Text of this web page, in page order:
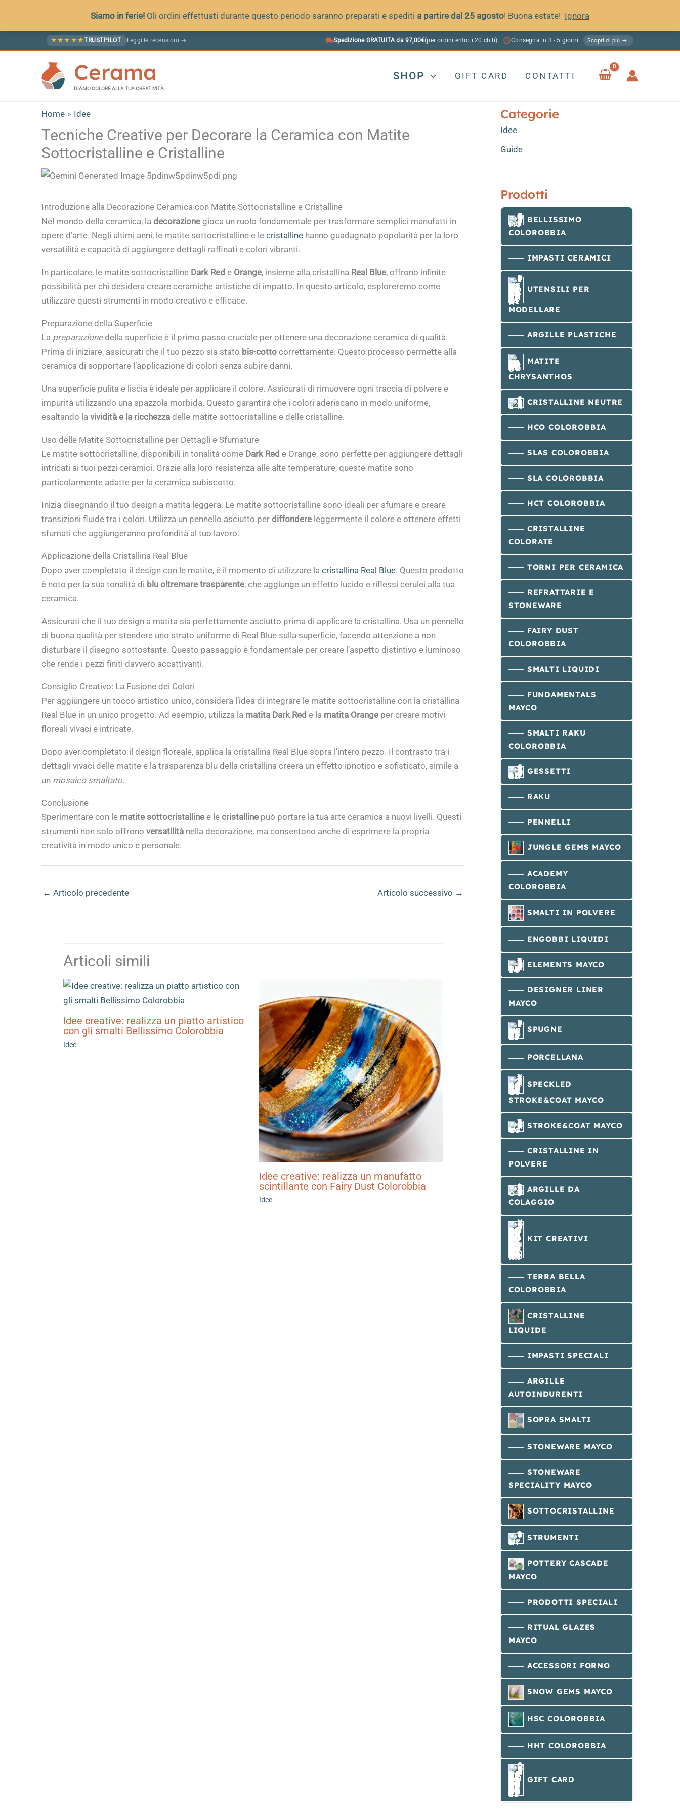
Siamo in ferie! Gli ordini effettuati durante questo periodo saranno preparati e spediti a partire dal 25 agosto! Buona estate! Ignora
al
★ ★ ★ ★ ★TRUSTPILOT Leggi le recensioni → Spedizione GRATUITA da 97,00€(per ordini entro i 20 chili) · Consegna in 3 - 5 giorni Scopri di più →
Cerama
DIAMO COLORE ALLA TUA CREATIVITÀ
SHOP GIFT CARD CONTATTI
Home Idee
Tecniche Creative per Decorare la Ceramica con Matite
Sottocristalline e Cristalline
Introduzione alla Decorazione Ceramica con Matite Sottocristalline e Cristalline
Nel mondo della ceramica, la decorazione gioca un ruolo fondamentale per trasformare semplici manufatti in
opere d’arte. Negli ultimi anni, le matite sottocristalline e le cristalline hanno guadagnato popolarità per la loro
versatilità e capacità di aggiungere dettagli raffinati e colori vibranti.
In particolare, le matite sottocristalline Dark Red e Orange, insieme alla cristallina Real Blue, offrono infinite
possibilità per chi desidera creare ceramiche artistiche di impatto. In questo articolo, esploreremo come
utilizzare questi strumenti in modo creativo e efficace.
Preparazione della Superficie
La preparazionedella superficie è il primo passo cruciale per ottenere una decorazione ceramica di qualità.
Prima di iniziare, assicurati che il tuo pezzo sia stato bis-cotto correttamente. Questo processo permette alla
ceramica di sopportare l’applicazione di colori senza subire danni.
Una superficie pulita e liscia è ideale per applicare il colore. Assicurati di rimuovere ogni traccia di polvere e
impurità utilizzando una spazzola morbida. Questo garantirà che i colori aderiscano in modo uniforme,
esaltando la vividità e la ricchezza delle matite sottocristalline e delle cristalline.
Uso delle Matite Sottocristalline per Dettagli e Sfumature
Le matite sottocristalline, disponibili in tonalità come Dark Red e Orange, sono perfette per aggiungere dettagli
intricati ai tuoi pezzi ceramici. Grazie alla loro resistenza alle alte temperature, queste matite sono
particolarmente adatte per la ceramica subiscotto.
Inizia disegnando il tuo design a matita leggera. Le matite sottocristalline sono ideali per sfumare e creare
transizioni fluide tra i colori. Utilizza un pennello asciutto per diffondere leggermente il colore e ottenere effetti
sfumati che aggiungeranno profondità al tuo lavoro.
Applicazione della Cristallina Real Blue
Dopo aver completato il design con le matite, è il momento di utilizzare la cristallina Real Blue. Questo prodotto
è noto per la sua tonalità di blu oltremare trasparente, che aggiunge un effetto lucido e riflessi cerulei alla tua
ceramica.
Assicurati che il tuo design a matita sia perfettamente asciutto prima di applicare la cristallina. Usa un pennello
di buona qualità per stendere uno strato uniforme di Real Blue sulla superficie, facendo attenzione a non
disturbare il disegno sottostante. Questo passaggio è fondamentale per creare l’aspetto distintivo e luminoso
che rende i pezzi finiti davvero accattivanti.
Consiglio Creativo: La Fusione dei Colori
Per aggiungere un tocco artistico unico, considera l’idea di integrare le matite sottocristalline con la cristallina
Real Blue in un unico progetto. Ad esempio, utilizza la matita Dark Red e la matita Orange per creare motivi
floreali vivaci e intricate.
Dopo aver completato il design floreale, applica la cristallina Real Blue sopra l’intero pezzo. Il contrasto tra i
dettagli vivaci delle matite e la trasparenza blu della cristallina creerà un effetto ipnotico e sofisticato, simile a
un mosaico smaltato.
Conclusione
Sperimentare con le matite sottocristalline e le cristalline può portare la tua arte ceramica a nuovi livelli. Questi
strumenti non solo offrono versatilità nella decorazione, ma consentono anche di esprimere la propria
creatività in modo unico e personale.
← Articolo precedente Articolo successivo →
Articoli simili
Idee creative: realizza un piatto artistico
con gli smalti Bellissimo Colorobbia
Idee
Idee creative: realizza un manufatto
scintillante con Fairy Dust Colorobbia
Idee
Categorie
Idee
Guide
Prodotti
BELLISSIMO
COLOROBBIA
IMPASTI CERAMICI
UTENSILI PER
MODELLARE
ARGILLE PLASTICHE
MATITE
CHRYSANTHOS
CRISTALLINE NEUTRE
HCO COLOROBBIA
SLAS COLOROBBIA
SLA COLOROBBIA
HCT COLOROBBIA
CRISTALLINE
COLORATE
TORNI PER CERAMICA
REFRATTARIE E
STONEWARE
FAIRY DUST
COLOROBBIA
SMALTI LIQUIDI
FUNDAMENTALS
MAYCO
SMALTI RAKU
COLOROBBIA
GESSETTI
RAKU
PENNELLI
JUNGLE GEMS MAYCO
ACADEMY
COLOROBBIA
SMALTI IN POLVERE
ENGOBBI LIQUIDI
ELEMENTS MAYCO
DESIGNER LINER
MAYCO
SPUGNE
PORCELLANA
SPECKLED
STROKE&COAT MAYCO
STROKE&COAT MAYCO
CRISTALLINE IN
POLVERE
ARGILLE DA
COLAGGIO
KIT CREATIVI
TERRA BELLA
COLOROBBIA
CRISTALLINE
LIQUIDE
IMPASTI SPECIALI
ARGILLE
AUTOINDURENTI
SOPRA SMALTI
STONEWARE MAYCO
STONEWARE
SPECIALITY MAYCO
SOTTOCRISTALLINE
STRUMENTI
POTTERY CASCADE
MAYCO
PRODOTTI SPECIALI
RITUAL GLAZES
MAYCO
ACCESSORI FORNO
SNOW GEMS MAYCO
HSC COLOROBBIA
HHT COLOROBBIA
GIFT CARD